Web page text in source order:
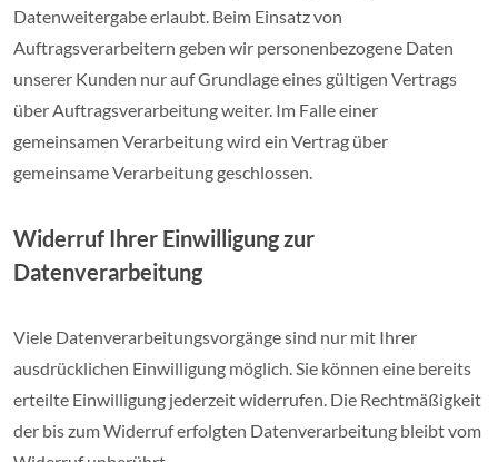
Datenweitergabe erlaubt. Beim Einsatz von
Auftragsverarbeitern geben wir personenbezogene Daten
unserer Kunden nur auf Grundlage eines gültigen Vertrags
über Auftragsverarbeitung weiter. Im Falle einer
gemeinsamen Verarbeitung wird ein Vertrag über
gemeinsame Verarbeitung geschlossen.
Widerruf Ihrer Einwilligung zur
Datenverarbeitung
Viele Datenverarbeitungsvorgänge sind nur mit Ihrer
ausdrücklichen Einwilligung möglich. Sie können eine bereits
erteilte Einwilligung jederzeit widerrufen. Die Rechtmäßigkeit
der bis zum Widerruf erfolgten Datenverarbeitung bleibt vom